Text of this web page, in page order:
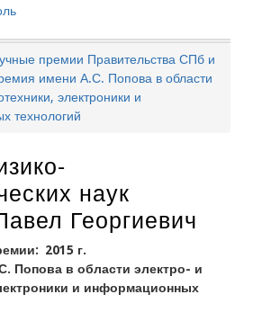
премии Правительства СПб и
имени А.С. Попова в области
электроники и
технологий
наук
Георгиевич
2015 г.
Попова в области электро- и
и информационных